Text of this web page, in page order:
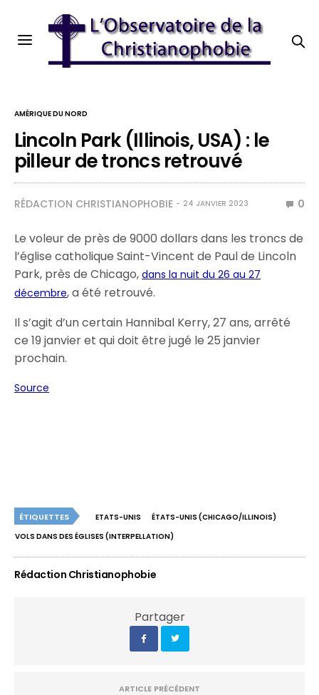
AMÉRIQUE DU NORD
Lincoln Park (Illinois, USA) : le
pilleur de troncs retrouvé
RÉDACTION CHRISTIANOPHOBIE 24 JANVIER 2023 0
Le voleur de près de 9000 dollars dans les troncs de
l’église catholique Saint-Vincent de Paul de Lincoln
Park, près de Chicago,dans la nuit du 26 au 27
décembre, a été retrouvé.
Il s’agit d’un certain Hannibal Kerry, 27 ans, arrêté
ce 19 janvier et qui doit être jugé le 25 janvier
prochain.
Source
ÉTIQUETTES ETATS-UNIS
ÉTATS-UNIS (CHICAGO/ILLINOIS)
VOLS DANS DES ÉGLISES (INTERPELLATION)
Rédaction Christianophobie
Partager
ARTICLE PRÉCÉDENT